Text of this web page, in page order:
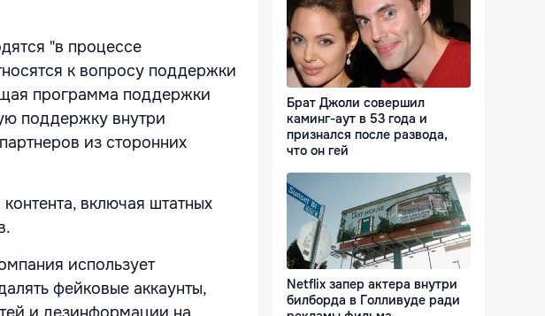
"в процессе
к вопросу поддержки
программа поддержки
поддержку внутри
из сторонних
включая штатных
использует
фейковые аккаунты,
Брат Джоли совершил
каминг-аут в 53 года и
признался после развода,
что он гей
Netflix запер актера внутри
билборда в Голливуде ради